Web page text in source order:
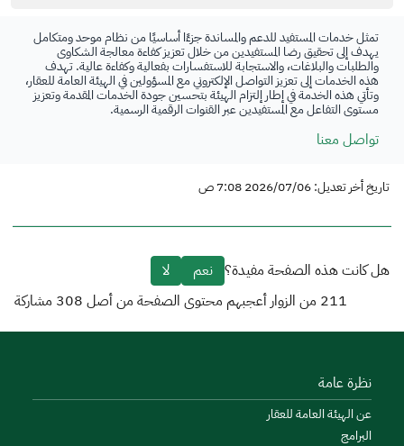
تمثل خدمات المستفيد للدعم والمساندة جزءًا أساسيًا من نظام موحد ومتكامل
يهدف إلى تحقيق رضا المستفيدين من خلال تعزيز كفاءة معالجة الشكاوى
والطلبات والبلاغات، والاستجابة للاستفسارات بفعالية وكفاءة عالية. تهدف
هذه الخدمات إلى تعزيز التواصل الإلكتروني مع المسؤولين في الهيئة العامة للعقار،
وتأتي هذه الخدمة في إطار إلتزام الهيئة بتحسين جودة الخدمات المقدمة وتعزيز
مستوى التفاعل مع المستفيدين عبر القنوات الرقمية الرسمية.
تواصل معنا
تاريخ أخر تعديل: 2026/07/06 7:08 ص
هل كانت هذه الصفحة مفيدة؟ نعم
لا
211 من الزوار أعجبهم محتوى الصفحة من أصل 308 مشاركة
نظرة عامة
عن الهيئة العامة للعقار
البرامج